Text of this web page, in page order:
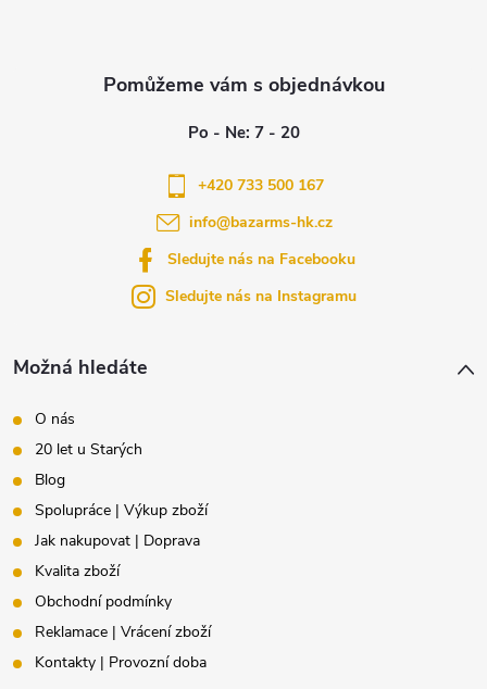
Možná hledáte
O nás
20 let u Starých
Blog
Spolupráce | Výkup zboží
Jak nakupovat | Doprava
Kvalita zboží
Obchodní podmínky
Reklamace | Vrácení zboží
Kontakty | Provozní doba
info@bazarms-hk.cz
+420 733 500 167
Sledujte nás na Facebooku
Sledujte nás na Instagramu